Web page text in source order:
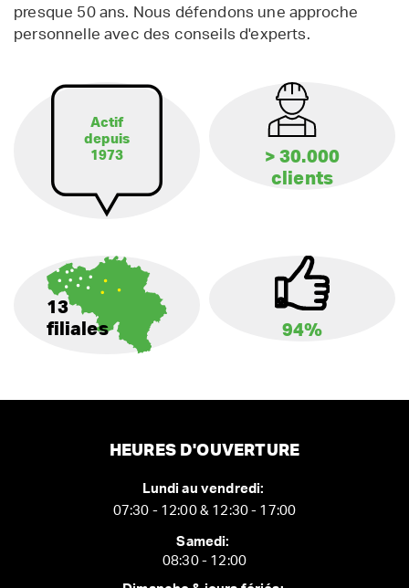
presque 50 ans. Nous défendons une approche
personnelle avec des conseils d'experts.
Actif
depuis
1973
> 30.000
clients
13
filiales
94%
HEURES D'OUVERTURE
Lundi au vendredi:
07:30 - 12:00 & 12:30 - 17:00
Samedi:
08:30 - 12:00